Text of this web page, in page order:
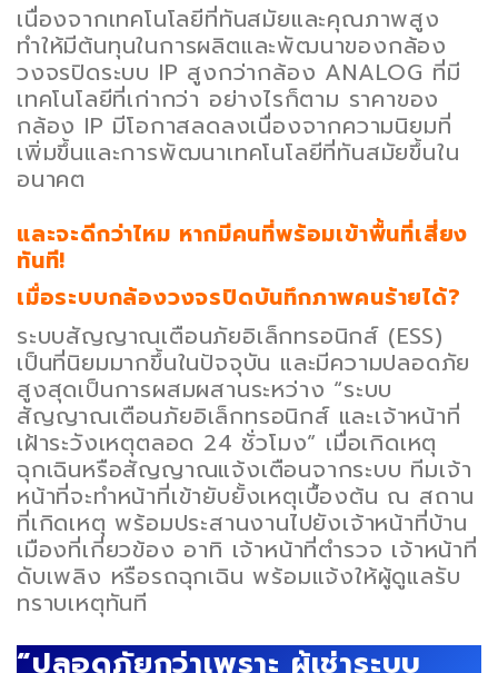
เนื่องจากเทคโนโลยีที่ทันสมัยและคุณภาพสูง
ทำให้มีต้นทุนในการผลิตและพัฒนาของกล้อง
วงจรปิดระบบ IP สูงกว่ากล้อง ANALOG ที่มี
เทคโนโลยีที่เก่ากว่า อย่างไรก็ตาม ราคาของ
กล้อง IP มีโอกาสลดลงเนื่องจากความนิยมที่
เพิ่มขึ้นและการพัฒนาเทคโนโลยีที่ทันสมัยขึ้นใน
อนาคต
และจะดีกว่าไหม หากมีคนที่พร้อมเข้าพื้นที่เสี่ยง
ทันที!
เมื่อระบบกล้องวงจรปิดบันทึกภาพคนร้ายได้?
ระบบสัญญาณเตือนภัยอิเล็กทรอนิกส์ (ESS)
เป็นที่นิยมมากขึ้นในปัจจุบัน และมีความปลอดภัย
สูงสุดเป็นการผสมผสานระหว่าง “ระบบ
สัญญาณเตือนภัยอิเล็กทรอนิกส์ และเจ้าหน้าที่
เฝ้าระวังเหตุตลอด 24 ชั่วโมง” เมื่อเกิดเหตุ
ฉุกเฉินหรือสัญญาณแจ้งเตือนจากระบบ ทีมเจ้า
หน้าที่จะทำหน้าที่เข้ายับยั้งเหตุเบื้องต้น ณ สถาน
ที่เกิดเหตุ พร้อมประสานงานไปยังเจ้าหน้าที่บ้าน
เมืองที่เกี่ยวข้อง อาทิ เจ้าหน้าที่ตำรวจ เจ้าหน้าที่
ดับเพลิง หรือรถฉุกเฉิน พร้อมแจ้งให้ผู้ดูแลรับ
ทราบเหตุทันที
“ปลอดภัยกว่าเพราะ ผู้เช่าระบบ